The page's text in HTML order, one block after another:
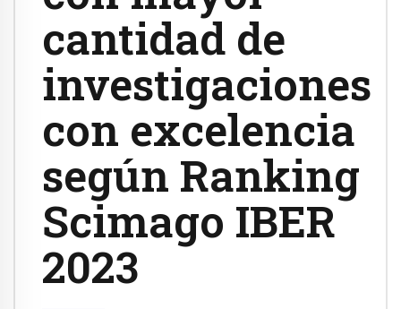
cantidad de
investigaciones
con excelencia
según Ranking
Scimago IBER
2023